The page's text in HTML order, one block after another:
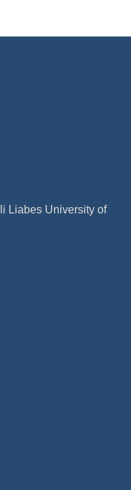
Liabes University of